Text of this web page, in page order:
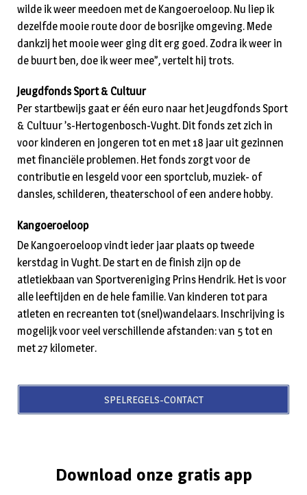
wilde ik weer meedoen met de Kangoeroeloop. Nu liep ik
dezelfde mooie route door de bosrijke omgeving. Mede
dankzij het mooie weer ging dit erg goed. Zodra ik weer in
de buurt ben, doe ik weer mee”, vertelt hij trots.
Jeugdfonds Sport & Cultuur
Per startbewijs gaat er één euro naar het Jeugdfonds Sport
& Cultuur ’s-Hertogenbosch-Vught. Dit fonds zet zich in
voor kinderen en jongeren tot en met 18 jaar uit gezinnen
met financiële problemen. Het fonds zorgt voor de
contributie en lesgeld voor een sportclub, muziek- of
dansles, schilderen, theaterschool of een andere hobby.
Kangoeroeloop
De Kangoeroeloop vindt ieder jaar plaats op tweede
kerstdag in Vught. De start en de finish zijn op de
atletiekbaan van Sportvereniging Prins Hendrik. Het is voor
alle leeftijden en de hele familie. Van kinderen tot para
atleten en recreanten tot (snel)wandelaars. Inschrijving is
mogelijk voor veel verschillende afstanden: van 5 tot en
met 27 kilometer.
SPELREGELS-CONTACT
Download onze gratis app